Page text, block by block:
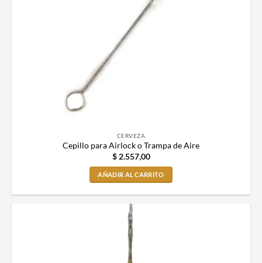
CERVEZA
Cepillo para Airlock o Trampa de Aire
$2.557,00
AÑADIR AL CARRITO